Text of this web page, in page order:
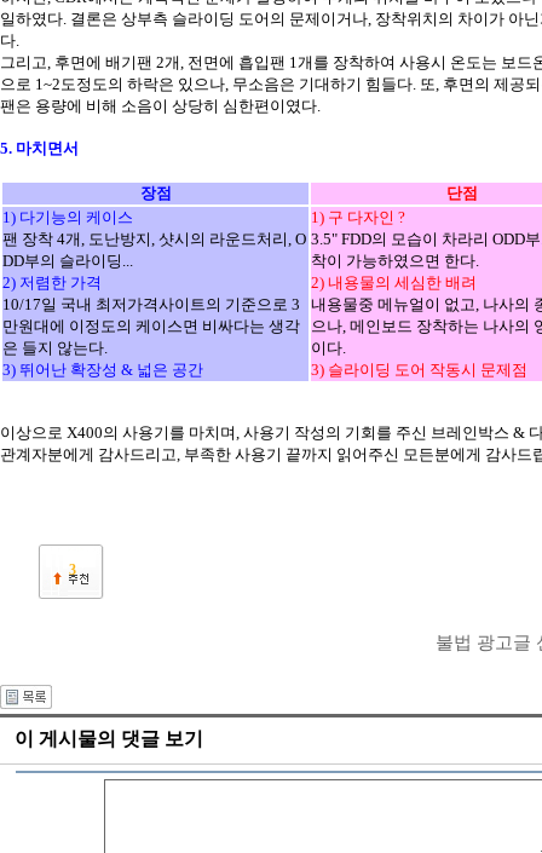
일하였다. 결론은 상부측 슬라이딩 도어의 문제이거나, 장착위치의 차이가 아
다.
그리고, 후면에 배기팬 2개, 전면에 흡입팬 1개를 장착하여 사용시 온도는 보드
으로 1~2도정도의 하락은 있으나, 무소음은 기대하기 힘들다. 또, 후면의 제공
팬은 용량에 비해 소음이 상당히 심한편이였다.
5. 마치면서
장점
단점
1) 다기능의 케이스
팬 장착 4개, 도난방지, 샷시의 라운드처리, O
DD부의 슬라이딩...
2) 저렴한 가격
10/17일 국내 최저가격사이트의 기준으로 3
만원대에 이정도의 케이스면 비싸다는 생각
은 들지 않는다.
3) 뛰어난 확장성 & 넓은 공간
1) 구 다자인 ?
3.5" FDD의 모습이 차라리 ODD
착이 가능하였으면 한다.
2) 내용물의 세심한 배려
내용물중 메뉴얼이 없고, 나사의
으나, 메인보드 장착하는 나사의
이다.
3) 슬라이딩 도어 작동시 문제점
이상으로 X400의 사용기를 마치며, 사용기 작성의 기회를 주신 브레인박스 &
관계자분에게 감사드리고, 부족한 사용기 끝까지 읽어주신 모든분에게 감사드
3
불법 광고글
이 게시물의 댓글 보기